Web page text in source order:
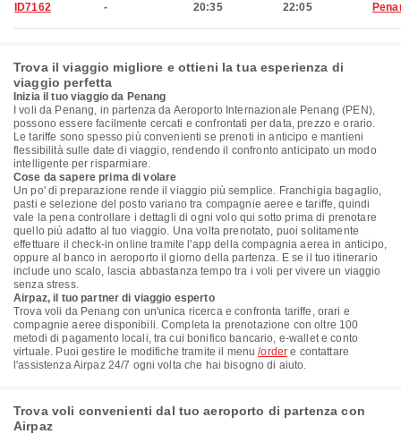
ID7162 - 20:35 22:05
Trova il viaggio migliore e ottieni la tua esperienza di
viaggio perfetta
Inizia il tuo viaggio da Penang
I voli da Penang, in partenza da Aeroporto Internazionale Penang (PEN),
possono essere facilmente cercati e confrontati per data, prezzo e orario.
Le tariffe sono spesso più convenienti se prenoti in anticipo e mantieni
flessibilità sulle date di viaggio, rendendo il confronto anticipato un modo
intelligente per risparmiare.
Cose da sapere prima di volare
Un po' di preparazione rende il viaggio più semplice. Franchigia bagaglio,
pasti e selezione del posto variano tra compagnie aeree e tariffe, quindi
vale la pena controllare i dettagli di ogni volo qui sotto prima di prenotare
quello più adatto al tuo viaggio. Una volta prenotato, puoi solitamente
effettuare il check-in online tramite l'app della compagnia aerea in anticipo,
oppure al banco in aeroporto il giorno della partenza. E se il tuo itinerario
include uno scalo, lascia abbastanza tempo tra i voli per vivere un viaggio
senza stress.
Airpaz, il tuo partner di viaggio esperto
Trova voli da Penang con un'unica ricerca e confronta tariffe, orari e
compagnie aeree disponibili. Completa la prenotazione con oltre 100
metodi di pagamento locali, tra cui bonifico bancario, e-wallet e conto
virtuale. Puoi gestire le modifiche tramite il menu/order e contattare
l'assistenza Airpaz 24/7 ogni volta che hai bisogno di aiuto.
Trova voli convenienti dal tuo aeroporto di partenza con
Airpaz